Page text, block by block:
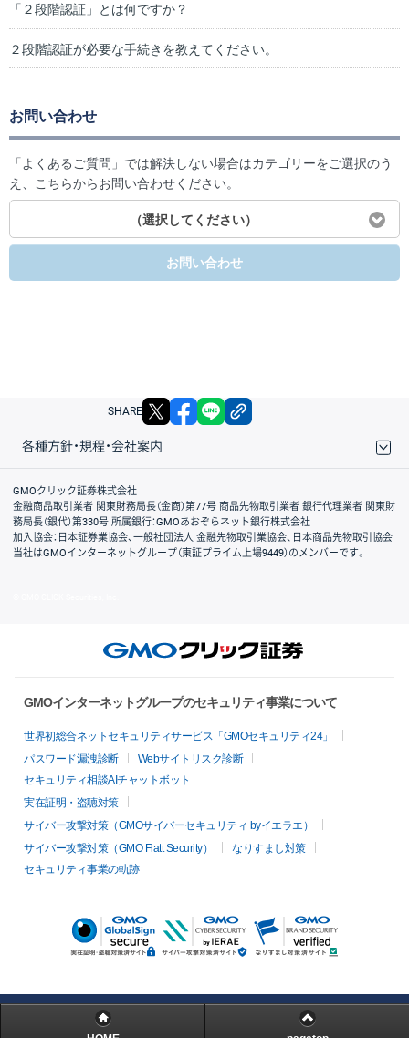
「２段階認証」とは何ですか？
２段階認証が必要な手続きを教えてください。
お問い合わせ
「よくあるご質問」では解決しない場合はカテゴリーをご選択のう
え、こちらからお問い合わせください。
（選択してください）
お問い合わせ
SHARE X facebook
各種方針・規程・会社案内
取引規程・約款
サイトマップ
その他のご案内
個人情報保護方針
最良執行方針
サイトのご利用について
ディスクレイマー
信託保全
リスク説明
会社案内
GMOクリック証券株式会社
金融商品取引業者 関東財務局長（金商）第77号 商品先物取引業者 銀行代理業者 関東財
務局長（銀代）第330号 所属銀行：GMOあおぞらネット銀行株式会社
加入協会：日本証券業協会、一般社団法人 金融先物取引業協会、日本商品先物取引協会
当社はGMOインターネットグループ（東証プライム上場9449）のメンバーです。
GMOインターネットグループのセキュリティ事業について
世界初総合ネットセキュリティサービス「GMOセキュリティ24」
パスワード漏洩診断
Webサイトリスク診断
セキュリティ相談AIチャットボット
実在証明・盗聴対策
サイバー攻撃対策（GMOサイバーセキュリティ byイエラエ）
サイバー攻撃対策（GMO Flatt Security）
なりすまし対策
セキュリティ事業の軌跡